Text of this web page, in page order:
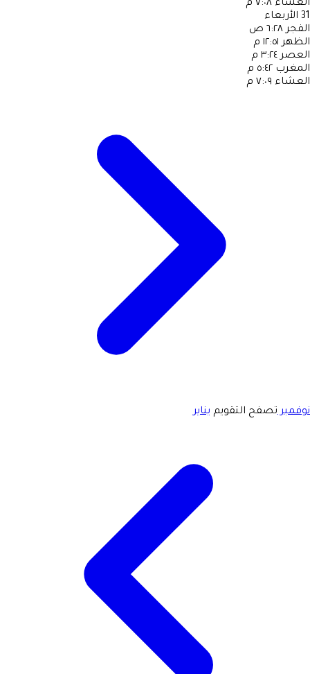
العشاء ٧:٠٨ م
31 الأربعاء
الفجر ٦:٢٨ ص
الظهر ١٢:٥١ م
العصر ٣:٢٤ م
المغرب ٥:٤٢ م
العشاء ٧:٠٩ م
نوفمبرتصفح التقويم يناير